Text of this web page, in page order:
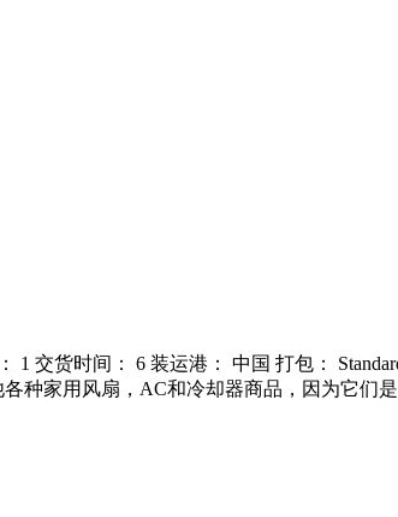
1 交货时间： 6 装运港： 中国 打包：
种家用风扇，AC和冷却器商品，因为它们